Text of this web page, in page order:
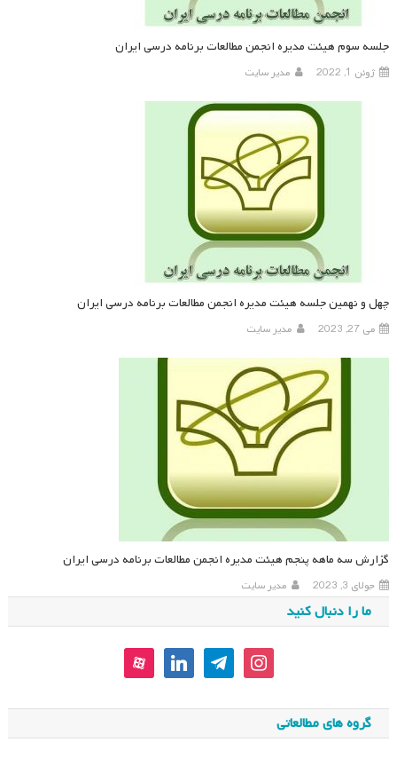
جلسه سوم هیئت مدیره انجمن مطالعات برنامه درسی ایران
ژوئن 1, 2022 مدیر سایت
چهل و نهمین جلسه هیئت مدیره انجمن مطالعات برنامه درسی ایران
می 27, 2023 مدیر سایت
گزارش سه ماهه پنجم هیئت مدیره انجمن مطالعات برنامه درسی ایران
جولای 3, 2023 مدیر سایت
ما را دنبال کنید
instagram
telegram
linkedin
aparat
گروه های مطالعاتی